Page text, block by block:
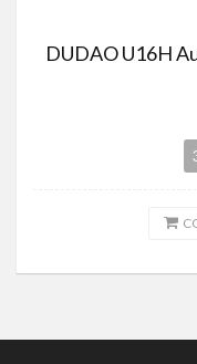
DUDAO U16H